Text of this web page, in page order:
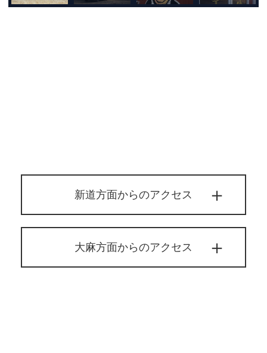
新道方面からのアクセス
大麻方面からのアクセス